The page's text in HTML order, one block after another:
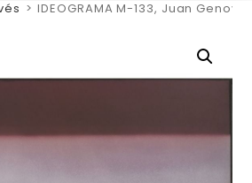
> IDEOGRAMA M-133, Juan